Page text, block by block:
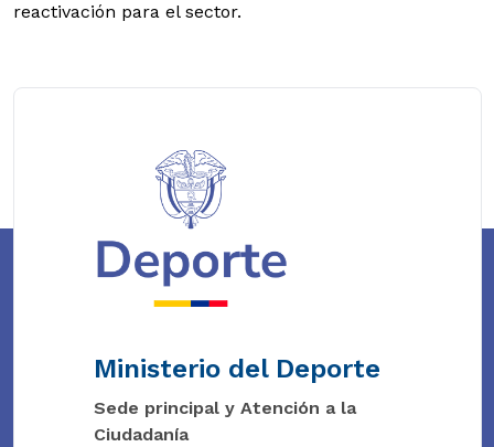
reactivación para el sector.
Ministerio del Deporte
Sede principal y Atención a la
Ciudadanía